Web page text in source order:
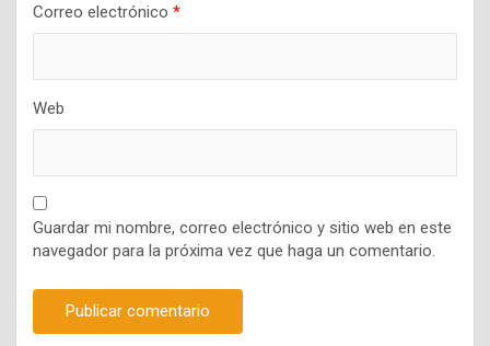
Correo electrónico *
Web
Guardar mi nombre, correo electrónico y sitio web en este
navegador para la próxima vez que haga un comentario.